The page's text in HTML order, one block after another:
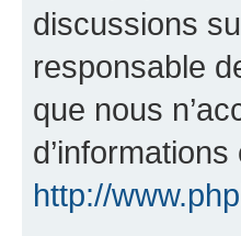
discussions
responsable
que nous
http://